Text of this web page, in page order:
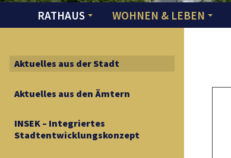
RATHAUS WOHNEN & LEBEN
Aktuelles aus der Stadt
Aktuelles aus den Ämtern
INSEK – Integriertes
Stadtentwicklungskonzept